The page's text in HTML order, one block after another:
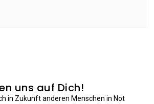
uns auf Dich!
in Zukunft anderen Menschen in Not